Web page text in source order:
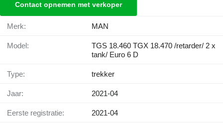
Contact opnemen met verkoper
Merk: MAN
Model:
TGS 18.460 TGX 18.470 /retarder/ 2 x
tank/ Euro 6 D
Type: trekker
Jaar: 2021-04
Eerste registratie: 2021-04